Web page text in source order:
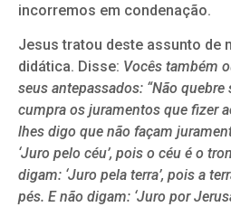
incorremos em condenação.
Jesus tratou deste assunto de
didática. Disse: Vocês também
seus antepassados: “Não
cumpra os juramentos que fizer
lhes digo que não façam
‘Juro pelo céu’, pois o céu é o
digam: ‘Juro pela terra’, pois a
pés. E não digam: ‘Juro por